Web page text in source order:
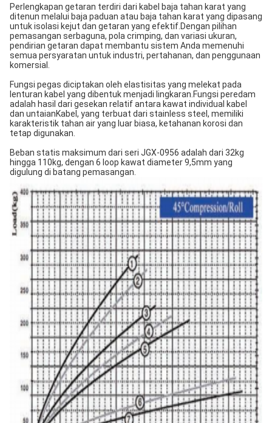
Perlengkapan getaran terdiri dari kabel baja tahan karat yang
ditenun melalui baja paduan atau baja tahan karat yang dipasang
untuk isolasi kejut dan getaran yang efektif.Dengan pilihan
pemasangan serbaguna, pola crimping, dan variasi ukuran,
pendirian getaran dapat membantu sistem Anda memenuhi
semua persyaratan untuk industri, pertahanan, dan penggunaan
komersial.
Fungsi pegas diciptakan oleh elastisitas yang melekat pada
lenturan kabel yang dibentuk menjadi lingkaran.Fungsi peredam
adalah hasil dari gesekan relatif antara kawat individual kabel
dan untaianKabel, yang terbuat dari stainless steel, memiliki
karakteristik tahan air yang luar biasa, ketahanan korosi dan
tetap digunakan.
Beban statis maksimum dari seri JGX-0956 adalah dari 32kg
hingga 110kg, dengan 6 loop kawat diameter 9,5mm yang
digulung di batang pemasangan.